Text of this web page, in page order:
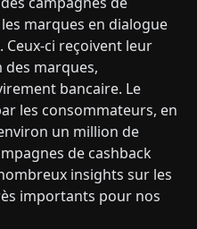
marques en dialogue
Ceux-ci reçoivent leur
des marques,
bancaire. Le
les consommateurs, en
un million de
de cashback
insights sur les
importants pour nos